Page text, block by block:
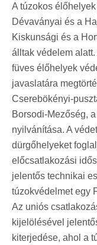
A túzokos
Dévaványai és a
Kiskunsági és a
álltak védelem
füves élőhelyek
javaslatára
Cserebökényi-
Borsodi-Mezőség,
nyilvánítása. A
dürgőhelyeket
előcsatlakozási
jelentős technikai
túzokvédelmet egy
Az uniós
kijelölésével
kiterjedése, ahol a